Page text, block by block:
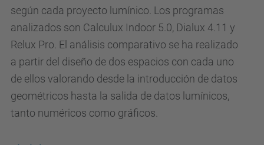
según cada proyecto lumínico. Los programas
analizados son Calculux Indoor 5.0, Dialux 4.11 y
Relux Pro. El análisis comparativo se ha realizado
a partir del diseño de dos espacios con cada uno
de ellos valorando desde la introducción de datos
geométricos hasta la salida de datos lumínicos,
tanto numéricos como gráficos.